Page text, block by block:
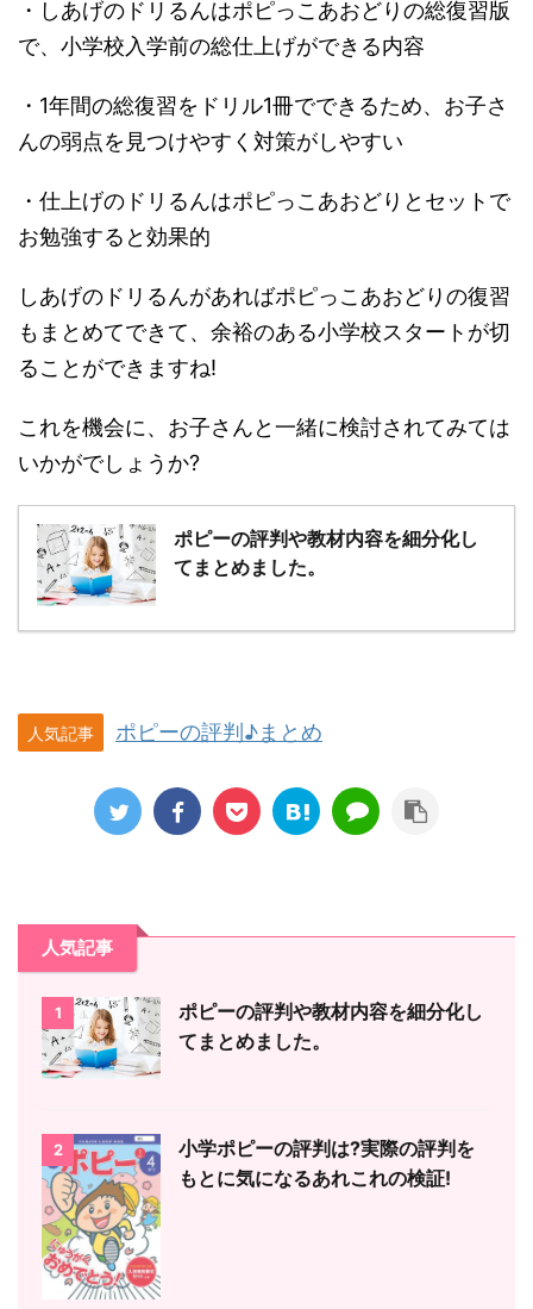
・しあげのドリるんはポピっこあおどりの総復習版
で、小学校入学前の総仕上げができる内容
・1年間の総復習をドリル1冊でできるため、お子さ
んの弱点を見つけやすく対策がしやすい
・仕上げのドリるんはポピっこあおどりとセットで
お勉強すると効果的
しあげのドリるんがあればポピっこあおどりの復習
もまとめてできて、余裕のある小学校スタートが切
ることができますね!
これを機会に、お子さんと一緒に検討されてみては
いかがでしょうか?
ポピーの評判や教材内容を細分化し
てまとめました。
人気記事 ポピーの評判♪まとめ
人気記事
1
ポピーの評判や教材内容を細分化し
てまとめました。
2
小学ポピーの評判は?実際の評判を
もとに気になるあれこれの検証!